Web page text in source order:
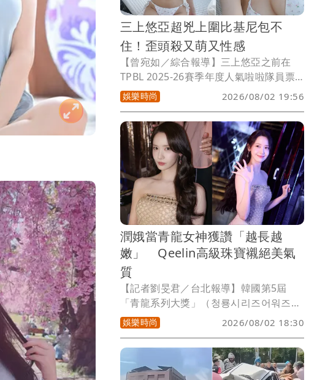
三上悠亞超兇上圍比基尼包不
住！歪頭殺又萌又性感
【曾宛如／綜合報導】三上悠亞之前在
TPBL 2025-26賽季年度人氣啦啦隊員票
選中，以7812票奪下第1名，人氣還是很
高，她最近到韓國度假，因天氣炎熱，脫
到剩比基尼開心泡水消暑，也分享池邊美
照給粉絲，超兇上圍快撐出比基尼，性感
魅力無法擋，1天狂吸近8萬讚。
娛樂時尚 2026/08/02 19:56
潤娥當青龍女神獲讚「越長越
嫩」 Qeelin高級珠寶襯絕美氣
質
【記者劉旻君／台北報導】韓國第5屆
「青龍系列大獎」（청룡시리즈어워즈，
Blue Dragon Series Awards，簡稱
BSA） ，上（7）月31日在仁川Paradise
City飯店登場。五度接下典禮主持棒的
「少女時代」成員潤娥，一身金色禮服搭
配Qeelin珠寶再度美翻紅毯，已經36歲的
娛樂時尚 2026/08/02 18:30